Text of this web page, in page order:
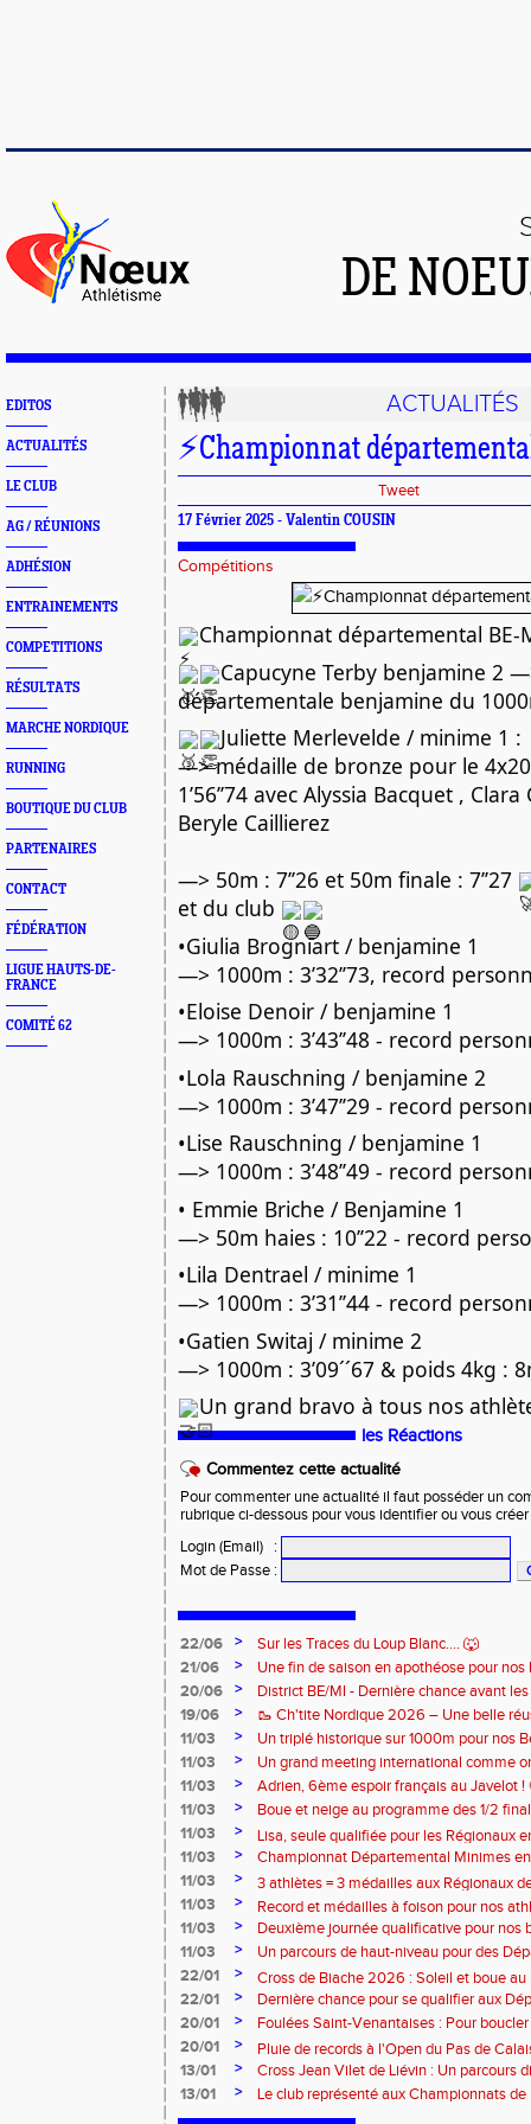
DE
EDITOS
ACTUALITÉS
LE CLUB
AG / RÉUNIONS
ADHÉSION
ENTRAINEMENTS
COMPETITIONS
RÉSULTATS
MARCHE NORDIQUE
RUNNING
BOUTIQUE DU CLUB
PARTENAIRES
CONTACT
FÉDÉRATION
LIGUE HAUTS-DE-
FRANCE
COMITÉ 62
ACTUALITÉS
⚡️Championnat
Tweet
17 Février 2025 - Valentin COUSIN
Compétitions
Championnat départemental BE-
Capucyne Terby benjamine 2
départementale benjamine du
Juliette Merlevelde / minime 1 :
—> médaille de bronze pour le
1’56’’74 avec Alyssia Bacquet ,
Beryle Caillierez
—> 50m : 7’’26 et 50m finale : 7’’27
et du club
•Giulia Brogniart / benjamine 1
—> 1000m : 3’32’’73, record
•Eloise Denoir / benjamine 1
—> 1000m : 3’43’’48 - record
•Lola Rauschning / benjamine 2
—> 1000m : 3’47’’29 - record
•Lise Rauschning / benjamine 1
—> 1000m : 3’48’’49 - record
• Emmie Briche / Benjamine 1
—> 50m haies : 10’’22 - record
•Lila Dentrael / minime 1
—> 1000m : 3’31’’44 - record
•Gatien Switaj / minime 2
—> 1000m : 3’09´´67 & poids 4kg :
Un grand bravo à tous nos
les Réactions
Commentez cette actualité
Pour commenter une actualité il faut posséder un
rubrique ci-dessous pour vous identifier ou vous
Login (Email)
:
Mot de Passe :
22/06 >
Sur les Traces du Loup Blanc.... 🐺
21/06
>
Une fin de saison en apothéose pour
20/06
>
District BE/MI - Dernière chance avant
19/06
>
🥾 Ch'tite Nordique 2026 – Une belle
11/03
>
Un triplé historique sur 1000m pour nos
11/03
>
Un grand meeting international comme
rendez-vous chaque année 🔥
11/03 >
Adrien, 6ème espoir français au Javelot !
11/03
>
Boue et neige au programme des 1/2
France de Cross ! ❄️
11/03 >
Lisa, seule qualifiée pour les Régionaux
11/03
>
Championnat Départemental Minimes
distinction pour nos 3 athlètes qualifiés
11/03 >
3 athlètes = 3 médailles aux Régionaux
11/03
>
Record et médailles à foison pour nos
11/03
>
Deuxième journée qualificative pour nos
11/03
>
Un parcours de haut-niveau pour des
22/01
>
Cross de Biache 2026 : Soleil et boue
22/01
>
Dernière chance pour se qualifier aux
Minimes ! 🚨
20/01 >
Foulées Saint-Venantaises : Pour
20/01
>
Pluie de records à l'Open du Pas de
13/01
>
Cross Jean Vilet de Liévin : Un parcours
de France ! 😮‍💨
13/01 > Le club représenté aux Championnats